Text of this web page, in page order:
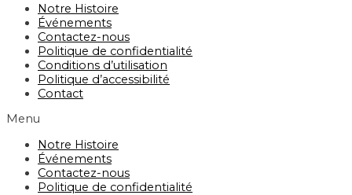
Notre Histoire
Événements
Contactez-nous
Politique de confidentialité
Conditions d’utilisation
Politique d’accessibilité
Contact
Menu
Notre Histoire
Événements
Contactez-nous
Politique de confidentialité